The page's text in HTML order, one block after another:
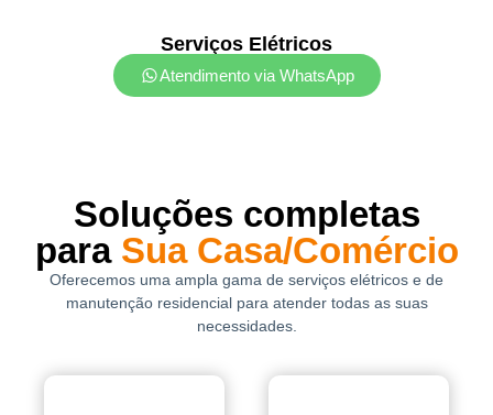
Serviços Elétricos
Atendimento via WhatsApp
Soluções completas
para Sua Casa/Comércio
Oferecemos uma ampla gama de serviços elétricos e de
manutenção residencial para atender todas as suas
necessidades.